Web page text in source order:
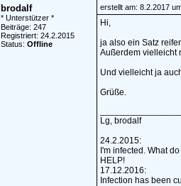
brodalf
* Unterstützer *
Beiträge: 247
Registriert: 24.2.2015
Status: Offline
erstellt am: 8.2.2017
Hi,
ja also ein Satz
Außerdem vielleicht
Und vielleicht ja
Grüße.
Lg, brodalf
24.2.2015:
I'm infected. What
HELP!
17.12.2016:
Infection has been